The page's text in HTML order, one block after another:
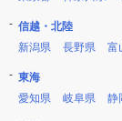
信越・北陸
新潟県
長野県 富
東海
愛知県
岐阜県 静